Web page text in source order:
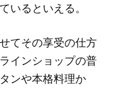
いるといえる。
てその享受の仕方
インショップの普
ンや本格料理か